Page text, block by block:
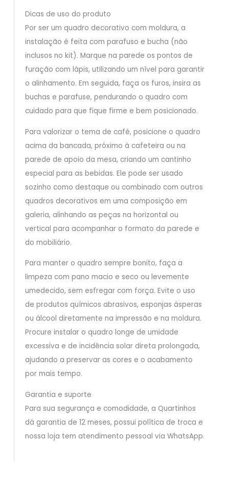
Dicas de uso do produto
Por ser um quadro decorativo com moldura, a
instalação é feita com parafuso e bucha (não
inclusos no kit). Marque na parede os pontos de
furação com lápis, utilizando um nível para garantir
o alinhamento. Em seguida, faça os furos, insira as
buchas e parafuse, pendurando o quadro com
cuidado para que fique firme e bem posicionado.
Para valorizar o tema de café, posicione o quadro
acima da bancada, próximo à cafeteira ou na
parede de apoio da mesa, criando um cantinho
especial para as bebidas. Ele pode ser usado
sozinho como destaque ou combinado com outros
quadros decorativos em uma composição em
galeria, alinhando as peças na horizontal ou
vertical para acompanhar o formato da parede e
do mobiliário.
Para manter o quadro sempre bonito, faça a
limpeza com pano macio e seco ou levemente
umedecido, sem esfregar com força. Evite o uso
de produtos químicos abrasivos, esponjas ásperas
ou álcool diretamente na impressão e na moldura.
Procure instalar o quadro longe de umidade
excessiva e de incidência solar direta prolongada,
ajudando a preservar as cores e o acabamento
por mais tempo.
Garantia e suporte
Para sua segurança e comodidade, a Quartinhos
dá garantia de 12 meses, possui política de troca e
nossa loja tem atendimento pessoal via WhatsApp.